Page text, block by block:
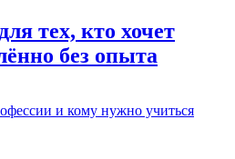
тех, кто хочет
без опыта